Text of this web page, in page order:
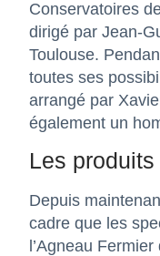
Conservatoires
dirigé par Jean-
Toulouse.
toutes ses
arrangé par
également un
Les
Depuis
cadre que les
l’Agneau